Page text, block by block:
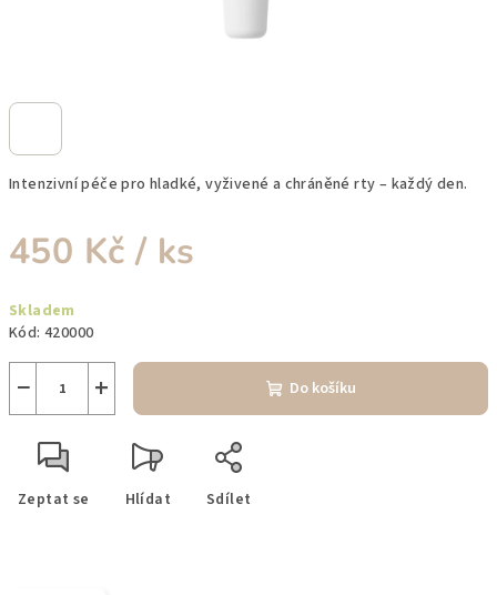
Intenzivní péče pro hladké, vyživené a chráněné rty – každý den.
450 Kč / ks
cena:
Skladem
Kód: 420000
+
− Do košíku
Zeptat se Hlídat Sdílet